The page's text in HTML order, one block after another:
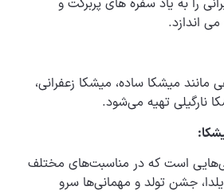
اندازد.
مانند میشکا ساده، میشکا زعفرانی،
نارگیلی تهیه می‌شود.
است که در مناسبت‌های مختلف
جشن تولد و مهمانی‌ها سرو